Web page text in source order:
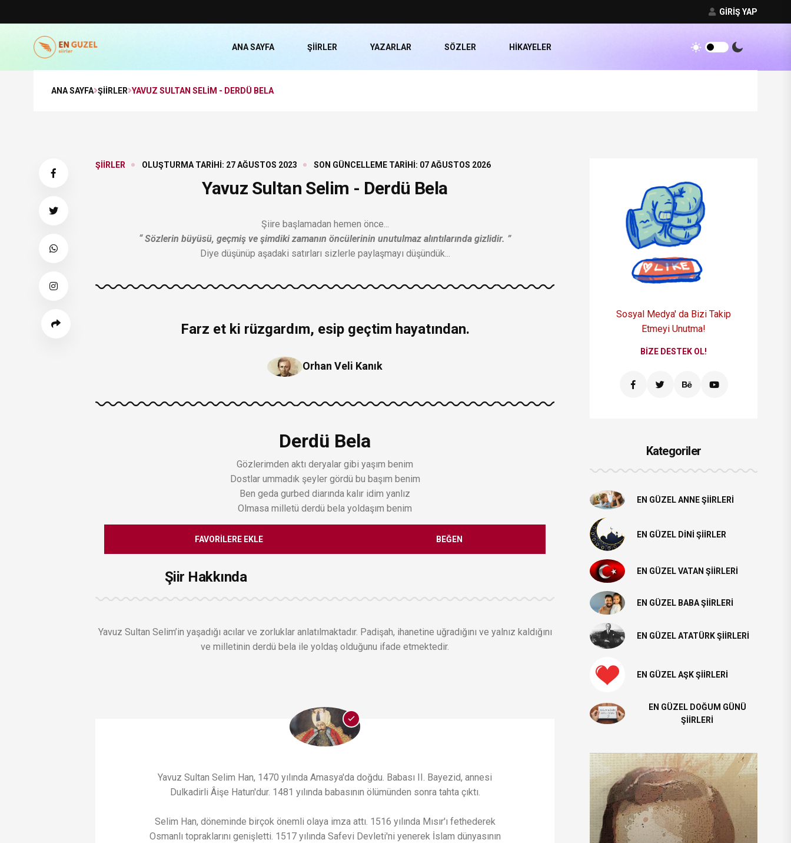
GIRIŞ YAP
ANA SAYFA ŞIIRLER YAZARLAR SÖZLER HIKAYELER
ANA SAYFA ŞIIRLER YAVUZ SULTAN SELIM - DERDÜ BELA
ŞIIRLER OLUŞTURMA TARIHI: 27 AĞUSTOS 2023 SON GÜNCELLEME TARIHI: 07 AĞUSTOS 2026
Yavuz Sultan Selim - Derdü Bela
Şiire başlamadan hemen önce...
“ Sözlerin büyüsü, geçmiş ve şimdiki zamanın öncülerinin unutulmaz alıntılarında gizlidir. ”
Diye düşünüp aşadaki satırları sizlerle paylaşmayı düşündük...
Farz et ki rüzgardım, esip geçtim hayatından.
Orhan Veli Kanık
Derdü Bela
Gözlerimden aktı deryalar gibi yaşım benim
Dostlar ummadık şeyler gördü bu başım benim
Ben geda gurbed diarında kalır idim yanlız
Olmasa milletü derdü bela yoldaşım benim
FAVORILERE EKLE BEĞEN
Şiir Hakkında
Yavuz Sultan Selim’in yaşadığı acılar ve zorluklar anlatılmaktadır. Padişah, ihanetine uğradığını ve yalnız kaldığını
ve milletinin derdü bela ile yoldaş olduğunu ifade etmektedir.
Yavuz Sultan Selim Han, 1470 yılında Amasya'da doğdu. Babası II. Bayezid, annesi
Dulkadirli Âişe Hatun'dur. 1481 yılında babasının ölümünden sonra tahta çıktı.
Selim Han, döneminde birçok önemli olaya imza attı. 1516 yılında Mısır'ı fethederek
Osmanlı topraklarını genişletti. 1517 yılında Safevi Devleti'ni yenerek İslam dünyasının
Sosyal Medya' da Bizi Takip
Etmeyi Unutma!
BIZE DESTEK OL!
Kategoriler
EN GÜZEL ANNE ŞIIRLERI
EN GÜZEL DINI ŞIIRLER
EN GÜZEL VATAN ŞIIRLERI
EN GÜZEL BABA ŞIIRLERI
EN GÜZEL ATATÜRK ŞIIRLERI
EN GÜZEL AŞK ŞIIRLERI
EN GÜZEL DOĞUM GÜNÜ
ŞIIRLERI